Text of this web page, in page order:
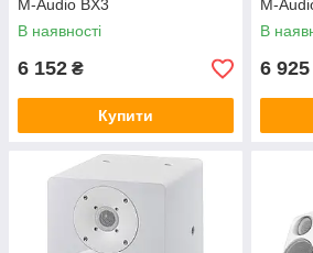
M-Audio BX3
В наявності
6 152 ₴
Купити
M-
В
6 925